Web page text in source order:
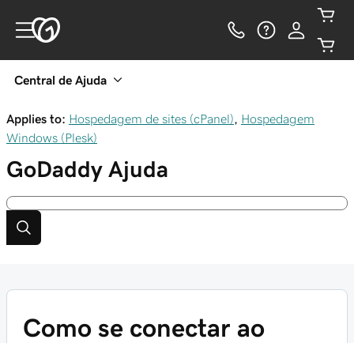
Central de Ajuda
Applies to: Hospedagem de sites (cPanel)
Hospedagem
Windows (Plesk)
GoDaddy Ajuda
Como se conectar ao